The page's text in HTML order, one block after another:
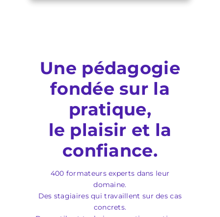
Une pédagogie
fondée sur la
pratique,
le plaisir et la
confiance.
400 formateurs experts dans leur
domaine.
Des stagiaires qui travaillent sur des cas
concrets.